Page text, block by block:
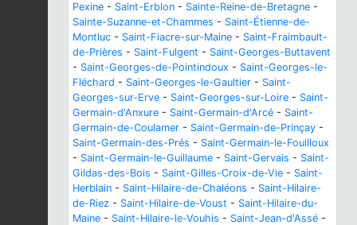
Pexine - Saint-Erblon - Sainte-Reine-de-Bretagne -
Sainte-Suzanne-et-Chammes - Saint-Étienne-de-
Montluc - Saint-Fiacre-sur-Maine - Saint-Fraimbault-
de-Prières - Saint-Fulgent - Saint-Georges-Buttavent
- Saint-Georges-de-Pointindoux - Saint-Georges-le-
Fléchard - Saint-Georges-le-Gaultier - Saint-
Georges-sur-Erve - Saint-Georges-sur-Loire - Saint-
Germain-d'Anxure - Saint-Germain-d'Arcé - Saint-
Germain-de-Coulamer - Saint-Germain-de-Prinçay -
Saint-Germain-des-Prés - Saint-Germain-le-Fouilloux
- Saint-Germain-le-Guillaume - Saint-Gervais - Saint-
Gildas-des-Bois - Saint-Gilles-Croix-de-Vie - Saint-
Herblain - Saint-Hilaire-de-Chaléons - Saint-Hilaire-
de-Riez - Saint-Hilaire-de-Voust - Saint-Hilaire-du-
Maine - Saint-Hilaire-le-Vouhis - Saint-Jean-d'Assé -